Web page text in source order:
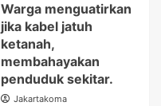
Warga menguatirkan
jika kabel jatuh
ketanah,
membahayakan
penduduk sekitar.
Jakartakoma